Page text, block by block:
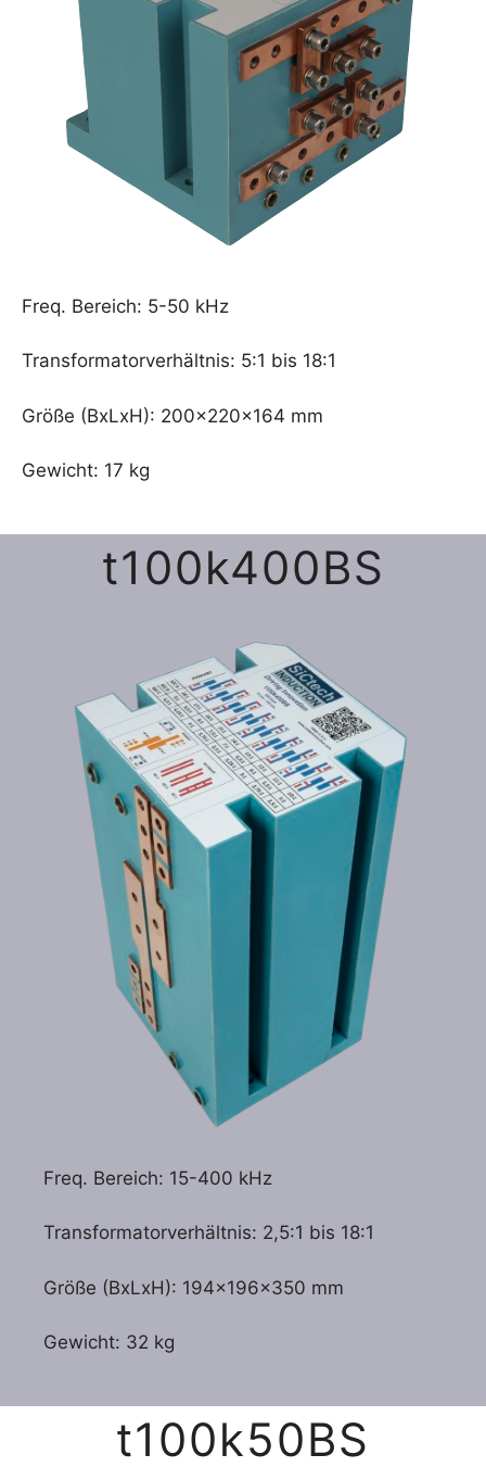
Freq. Bereich: 5-50 kHz
Transformatorverhältnis: 5:1 bis 18:1
Größe (BxLxH): 200x220x164 mm
Gewicht: 17 kg
t100k400BS
Freq. Bereich: 15-400 kHz
Transformatorverhältnis: 2,5:1 bis 18:1
Größe (BxLxH): 194x196x350 mm
Gewicht: 32 kg
t100k50BS